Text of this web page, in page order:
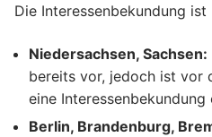
Die Interessenbekundung
Niedersachsen, Sachsen:
bereits vor, jedoch ist vor
eine
Berlin, Brandenburg,